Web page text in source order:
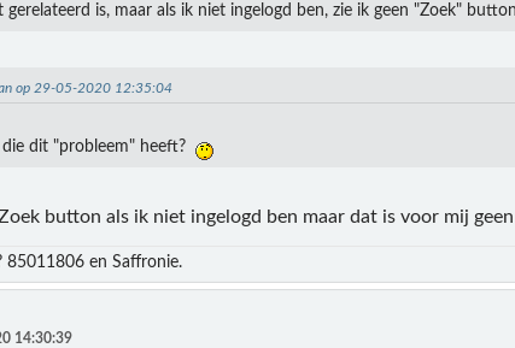
gerelateerd is, maar als ik niet ingelogd ben, zie ik geen "Zoek"
op 29-05-2020 12:35:04
die dit "probleem" heeft?
Zoek button als ik niet ingelogd ben maar dat is voor mij
85011806 en Saffronie.
14:30:39